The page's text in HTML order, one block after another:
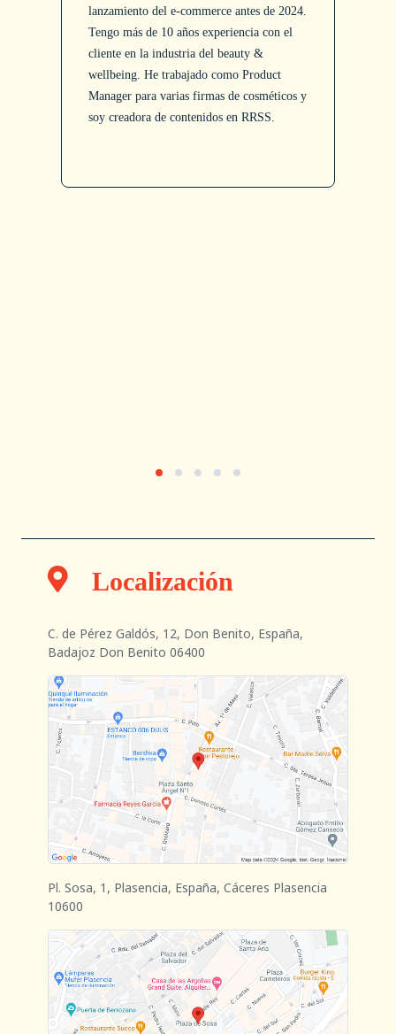
lanzamiento del e-commerce antes de 2024.
Tengo más de 10 años experiencia con el
cliente en la industria del beauty &
wellbeing. He trabajado como Product
Manager para varias firmas de cosméticos y
soy creadora de contenidos en RRSS.
Localización
C. de Pérez Galdós, 12, Don Benito, España,
Badajoz Don Benito 06400
Pl. Sosa, 1, Plasencia, España, Cáceres Plasencia
10600